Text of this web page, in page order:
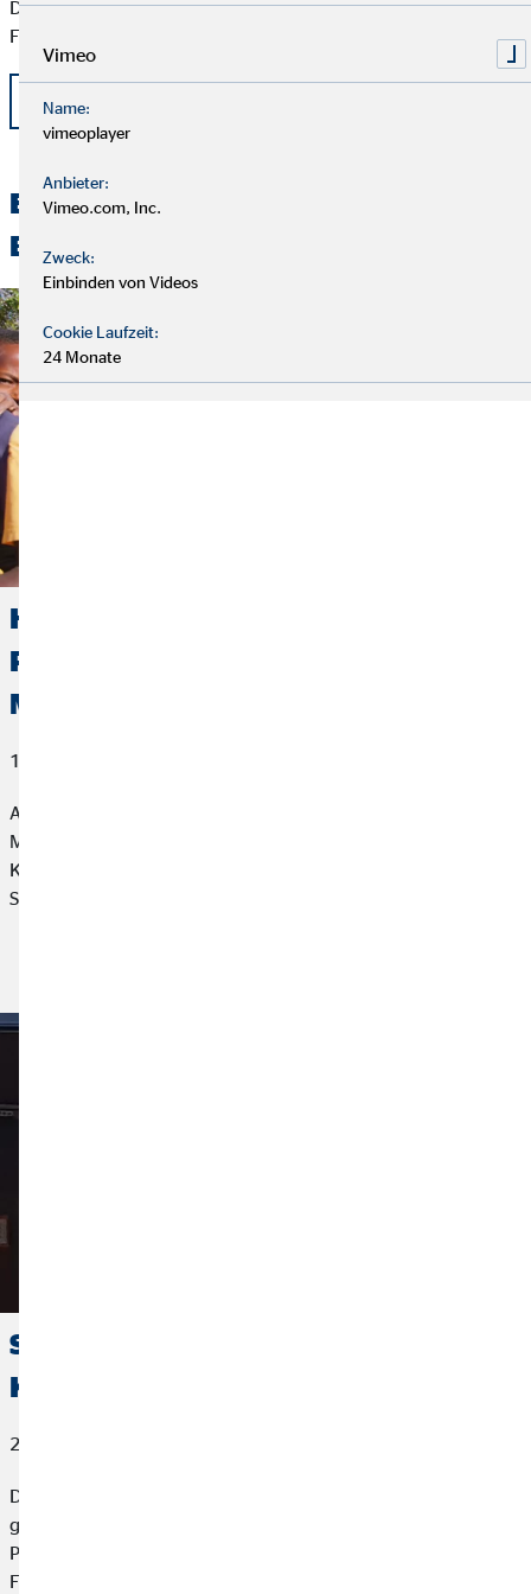
Dank von Herrn Lepetit im Namen der Familien an alle
Förderinnen und Förderer weitergeben.
Entdecken Sie unsere spannenden
Beiträge
Hilfsprojekt geht in die nächste
Runde: OVB setzt Unterstützung in
Madagaskar fort
12. Juni 2024
Auch in diesem Jahr möchten wir unsere Unterstützung in
Madagaskar fortführen. Unser nachhaltiges Projekt, das wir in
Kooperation mit SOS-Kinderdörfer fördern, setzt auf Hilfe zur
Selbsthilfe und auf Solarenergie.
Spendenaktion für »Café
Kugelbauch«
28. September 2022
Das OVB Hilfswerk Menschen in Not e. V. unterstützt
gemeinsam mit OVB Bezirksdirektor Sebastian Schwarz das
Projekt »Café Kugelbauch«. Unter diesem Namen arbeitet im
Familienzentrum SPATZ 21 in Braunschweig die
Vimeo
Name:
vimeoplayer
Anbieter:
Vimeo.com, Inc.
Zweck:
Einbinden von Videos
Cookie Laufzeit:
24 Monate